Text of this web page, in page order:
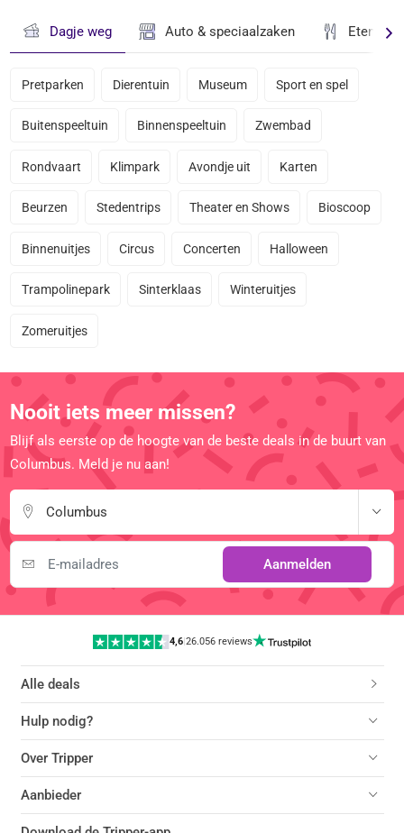
Dagje weg Auto & speciaalzaken Eten &
Pretparken Dierentuin Museum Sport en spel
Buitenspeeltuin Binnenspeeltuin Zwembad
Rondvaart Klimpark Avondje uit Karten
Beurzen Stedentrips Theater en Shows Bioscoop
Binnenuitjes Circus Concerten Halloween
Trampolinepark Sinterklaas Winteruitjes
Zomeruitjes
Nooit iets meer missen?
Blijf als eerste op de hoogte van de beste deals in de buurt van
Columbus. Meld je nu aan!
Columbus
Aanmelden
4,6|26.056 reviews
Alle deals
Hulp nodig?
Over Tripper
Aanbieder